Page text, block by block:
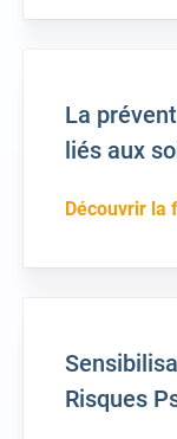
La
liés aux
Découvrir la
Risques